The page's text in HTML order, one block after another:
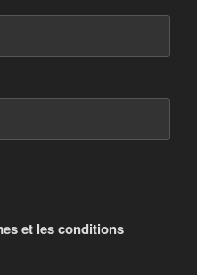
et les conditions